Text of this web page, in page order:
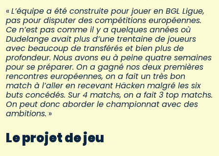
«L’équipe a été construite pour jouer en BGL Ligue,
pas pour disputer des compétitions européennes.
Ce n’est pas comme il y a quelques années où
Dudelange avait plus d’une trentaine de joueurs
avec beaucoup de transférés et bien plus de
profondeur. Nous avons eu à peine quatre semaines
pour se préparer. On a gagné nos deux premières
rencontres européennes, on a fait un très bon
match à l’aller en recevant Häcken malgré les six
buts concédés. Sur 4 matchs, on a fait 3 top matchs.
On peut donc aborder le championnat avec des
ambitions. »
Le projet de jeu